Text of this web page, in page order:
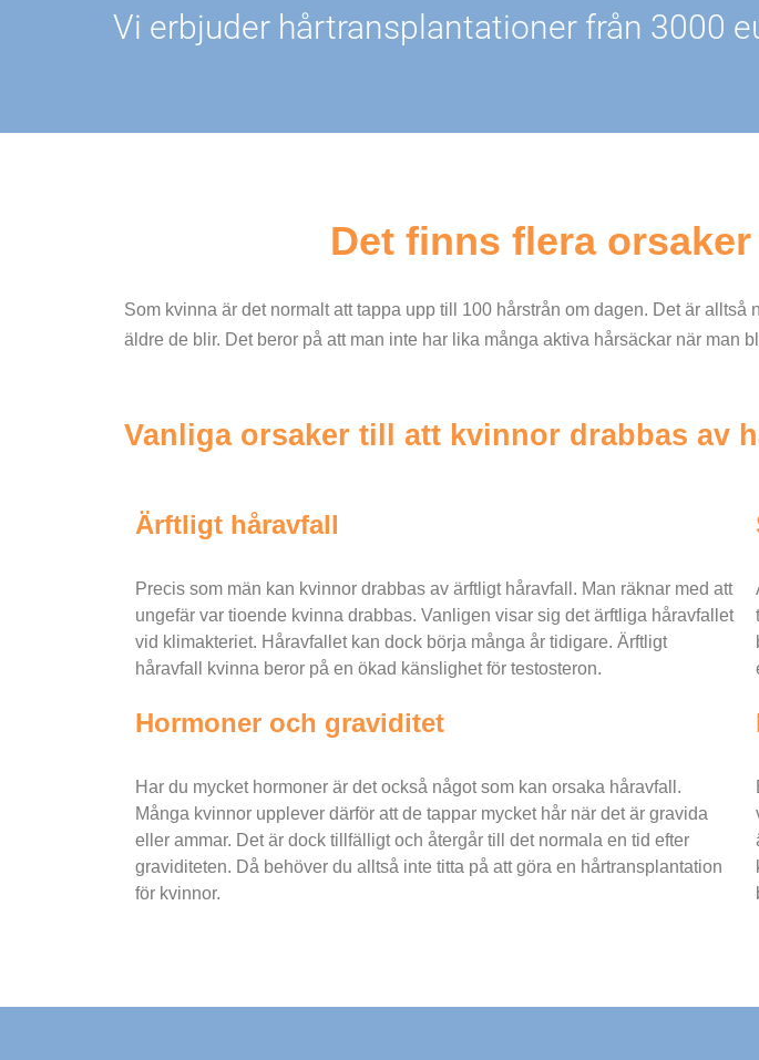
Vi erbjuder hårtransplantationer från 3000
Det finns flera
Som kvinna är det normalt att tappa upp till 100 hårstrån om dagen. Det är
äldre de blir. Det beror på att man inte har lika många aktiva hårsäckar när man
Vanliga orsaker till att kvinnor drabbas av
Ärftligt håravfall
Precis som män kan kvinnor drabbas av ärftligt håravfall. Man räknar med att
ungefär var tioende kvinna drabbas. Vanligen visar sig det ärftliga håravfallet
vid klimakteriet. Håravfallet kan dock börja många år tidigare. Ärftligt
håravfall kvinna beror på en ökad känslighet för testosteron.
Hormoner och graviditet
Har du mycket hormoner är det också något som kan orsaka håravfall.
Många kvinnor upplever därför att de tappar mycket hår när det är gravida
eller ammar. Det är dock tillfälligt och återgår till det normala en tid efter
graviditeten. Då behöver du alltså inte titta på att göra en hårtransplantation
för kvinnor.